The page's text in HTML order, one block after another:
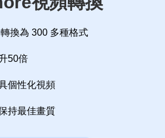
換為 300 多種格式
50倍
個性化視頻
持最佳畫質